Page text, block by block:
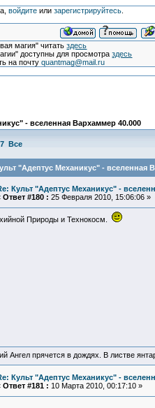
войдитеили зарегистрируйтесь.
магия" читатьздесь
доступны для просмотраздесь
на почтуquantmag@mail.ru
- вселенная Вархаммер 40.000
Все
"Адептус Механикус" - вселенная
Культ "Адептус Механикус" -
Ответ #180 : 25 Февраля 2010, 15:06:06 »
Природы и Технокосм.
Ангел прячется в дождях. В листве
Культ "Адептус Механикус" -
Ответ #181 : 10 Марта 2010, 00:17:10 »